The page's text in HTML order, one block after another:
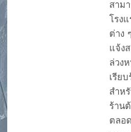
สาม
โรง
ต่าง
แจ้ง
ล่วง
เรีย
สำห
ร้าน
ตลอ